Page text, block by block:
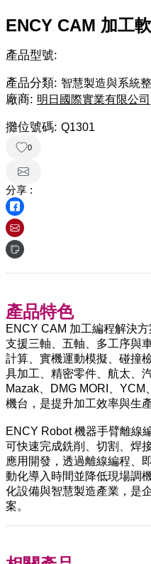
ENCY CAM 加工
產品型號:
產品分類: 智慧製造與系統
廠商: 明日國際實業有限公司
攤位號碼: Q1301
0
分享 :
產品特色
ENCY CAM 加工編程解決方
支援三軸、五軸、多工序與
計算、實機運動模擬、碰撞
具加工、精密零件、航太、
Mazak、DMG MORI、
機台，是提升加工效率與生
ENCY Robot 機器手臂離線
可快速完成銑削、切割、焊
應用開發，透過離線編程、
動化導入時間並降低現場調
化設備與智慧製造產業，是
案。